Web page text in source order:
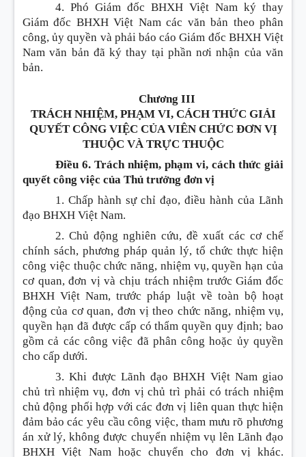
4. Phó Giám đốc BHXH Việt Nam ký thay
Giám đốc BHXH Việt Nam các văn bản theo phân
công, ủy quyền và phải báo cáo Giám đốc BHXH Việt
Nam văn bản đã ký thay tại phần nơi nhận của văn
bản.
Chương III
TRÁCH NHIỆM, PHẠM VI, CÁCH THỨC GIẢI
QUYẾT CÔNG VIỆC CỦA VIÊN CHỨC ĐƠN VỊ
THUỘC VÀ TRỰC THUỘC
Điều 6. Trách nhiệm, phạm vi, cách thức giải
quyết công việc của Thủ trưởng đơn vị
1. Chấp hành sự chỉ đạo, điều hành của Lãnh
đạo BHXH Việt Nam.
2. Chủ động nghiên cứu, đề xuất các cơ chế
chính sách, phương pháp quản lý, tổ chức thực hiện
công việc thuộc chức năng, nhiệm vụ, quyền hạn của
cơ quan, đơn vị và chịu trách nhiệm trước Giám đốc
BHXH Việt Nam, trước pháp luật về toàn bộ hoạt
động của cơ quan, đơn vị theo chức năng, nhiệm vụ,
quyền hạn đã được cấp có thẩm quyền quy định; bao
gồm cả các công việc đã phân công hoặc ủy quyền
cho cấp dưới.
3. Khi được Lãnh đạo BHXH Việt Nam giao
chủ trì nhiệm vụ, đơn vị chủ trì phải có trách nhiệm
chủ động phối hợp với các đơn vị liên quan thực hiện
đảm bảo các yêu cầu công việc, tham mưu rõ phương
án xử lý, không được chuyển nhiệm vụ lên Lãnh đạo
BHXH Việt Nam hoặc chuyển cho đơn vị khác.